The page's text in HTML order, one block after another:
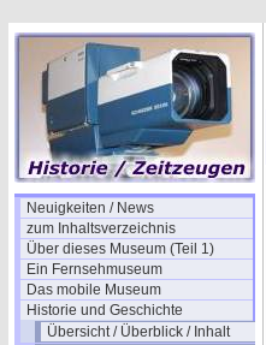
Neuigkeiten / News
zum Inhaltsverzeichnis
Über dieses Museum (Teil 1)
Ein Fernsehmuseum
Das mobile Museum
Historie und Geschichte
Übersicht / Überblick / Inhalt